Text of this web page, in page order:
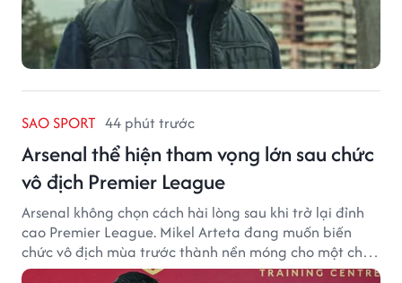
SAO SPORT 44 phút trước
Arsenal thể hiện tham vọng lớn sau chức
vô địch Premier League
Arsenal không chọn cách hài lòng sau khi trở lại đỉnh
cao Premier League. Mikel Arteta đang muốn biến
chức vô địch mùa trước thành nền móng cho một chu
kỳ thành công mới.